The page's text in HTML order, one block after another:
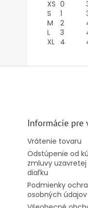
XS 0
S
1
M
2
L
3
XL 4
Informácie pre
Vrátenie tovaru
Odstúpenie od
zmluvy uzavretej
diaľku
Podmienky
osobných údajov